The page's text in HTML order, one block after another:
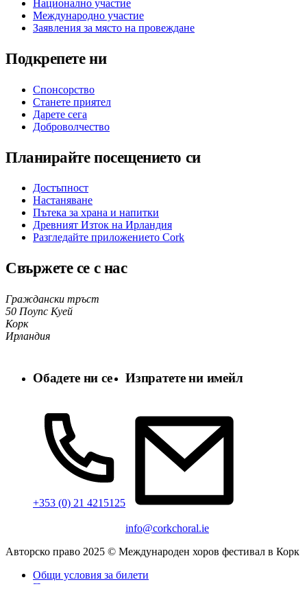
Национално участие
Международно участие
Заявления за място на провеждане
Подкрепете ни
Спонсорство
Станете приятел
Дарете сега
Доброволчество
Планирайте посещението си
Достъпност
Настаняване
Пътека за храна и напитки
Древният Изток на Ирландия
Разгледайте приложението Cork
Свържете се с нас
Граждански тръст
50 Поупс Куей
Корк
Ирландия
Обадете ни се
+353 (0) 21 4215125
Изпратете ни имейл
info@corkchoral.ie
Авторско право 2025 © Международен хоров фестивал в Корк
Общи условия за билети
Политика за поверителност